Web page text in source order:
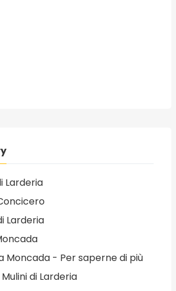
Larderia
Larderia
Moncada - Per saperne di più
di Larderia